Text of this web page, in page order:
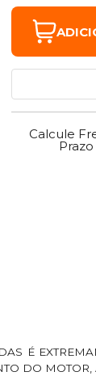
Calcule
Prazo
É
DO